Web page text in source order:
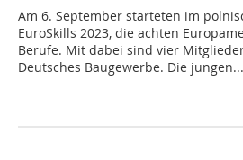
Am 6. September starteten im
EuroSkills 2023, die achten
Berufe. Mit dabei sind vier
Deutsches Baugewerbe. Die jungen...